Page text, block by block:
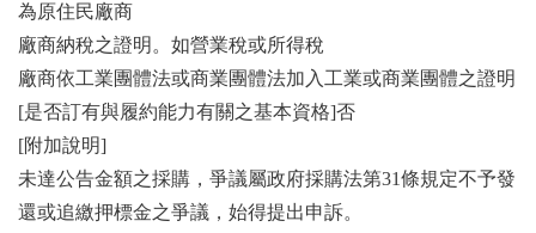
為原住民廠商
廠商納稅之證明。如營業稅或所得稅
廠商依工業團體法或商業團體法加入工業或商業團體之證明
[是否訂有與履約能力有關之基本資格]否
[附加說明]
未達公告金額之採購，爭議屬政府採購法第31條規定不予發
還或追繳押標金之爭議，始得提出申訴。